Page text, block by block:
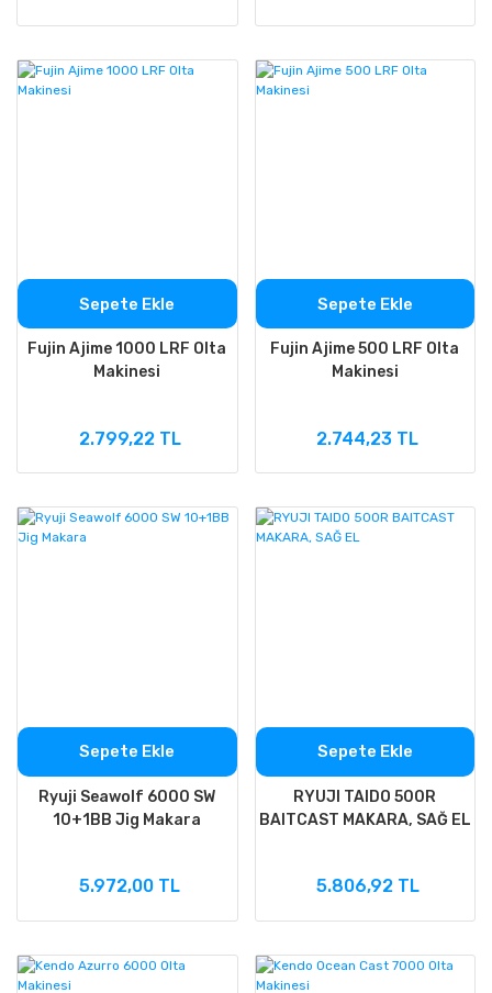
Sepete Ekle
Fujin Ajime 1000 LRF Olta
Makinesi
2.799,22 TL
Sepete Ekle
Fujin Ajime 500 LRF Olta
Makinesi
2.744,23 TL
Sepete Ekle
Ryuji Seawolf 6000 SW
10+1BB Jig Makara
5.972,00 TL
Sepete Ekle
RYUJI TAIDO 500R
BAITCAST MAKARA, SAĞ EL
5.806,92 TL